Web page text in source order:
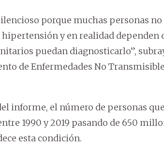
porque muchas personas
y en realidad dependen
puedan diagnosticarlo”,
de Enfermedades No
informe, el número de personas
1990 y 2019 pasando de 650
esta condición.